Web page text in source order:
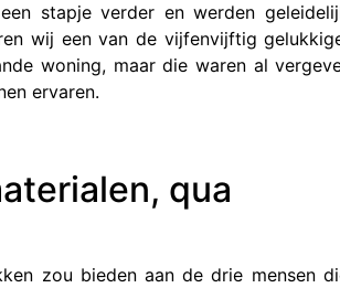
stapje verder en werden
wij een van de vijfenvijftig
woning, maar die waren al
ervaren.
qua
zou bieden aan de drie mensen